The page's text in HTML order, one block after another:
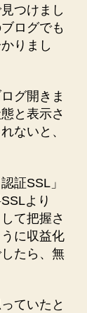
つけまし
ログでも
りまし
グ開きま
と表示さ
ないと、
証SSL」
より
て把握さ
に収益化
たら、無
ていたと